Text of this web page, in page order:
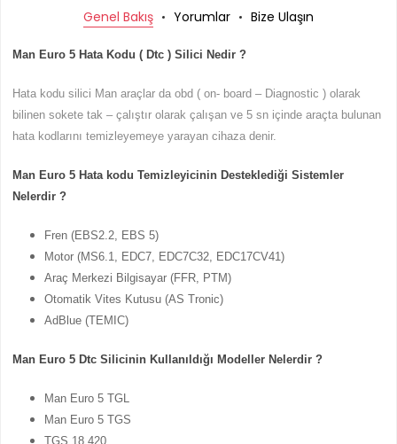
Genel Bakış Yorumlar Bize Ulaşın
Man Euro 5 Hata Kodu ( Dtc ) Silici Nedir ?
Hata kodu silici Man araçlar da obd ( on- board – Diagnostic ) olarak
bilinen sokete tak – çalıştır olarak çalışan ve 5 sn içinde araçta bulunan
hata kodlarını temizleyemeye yarayan cihaza denir.
Man Euro 5 Hata kodu Temizleyicinin Desteklediği Sistemler
Nelerdir ?
Fren (EBS2.2, EBS 5)
Motor (MS6.1, EDC7, EDC7C32, EDC17CV41)
Araç Merkezi Bilgisayar (FFR, PTM)
Otomatik Vites Kutusu (AS Tronic)
AdBlue (TEMIC)
Man Euro 5 Dtc Silicinin Kullanıldığı Modeller Nelerdir ?
Man Euro 5 TGL
Man Euro 5 TGS
TGS 18.420